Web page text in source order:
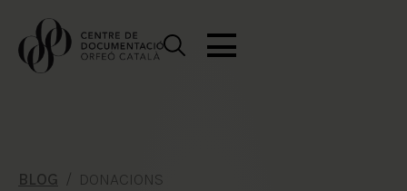
BLOG DONACIONS